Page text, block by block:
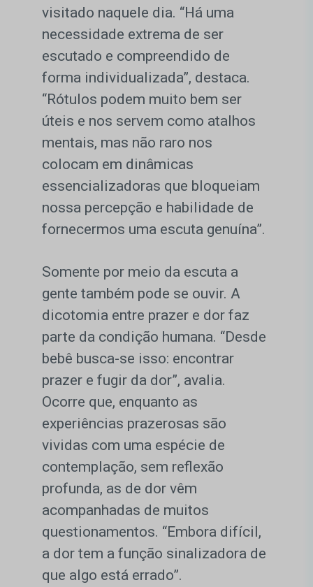
visitado naquele dia. “Há uma
necessidade extrema de ser
escutado e compreendido de
forma individualizada”, destaca.
“Rótulos podem muito bem ser
úteis e nos servem como atalhos
mentais, mas não raro nos
colocam em dinâmicas
essencializadoras que bloqueiam
nossa percepção e habilidade de
fornecermos uma escuta genuína”.
Somente por meio da escuta a
gente também pode se ouvir. A
dicotomia entre prazer e dor faz
parte da condição humana. “Desde
bebê busca-se isso: encontrar
prazer e fugir da dor”, avalia.
Ocorre que, enquanto as
experiências prazerosas são
vividas com uma espécie de
contemplação, sem reflexão
profunda, as de dor vêm
acompanhadas de muitos
questionamentos. “Embora difícil,
a dor tem a função sinalizadora de
que algo está errado”.